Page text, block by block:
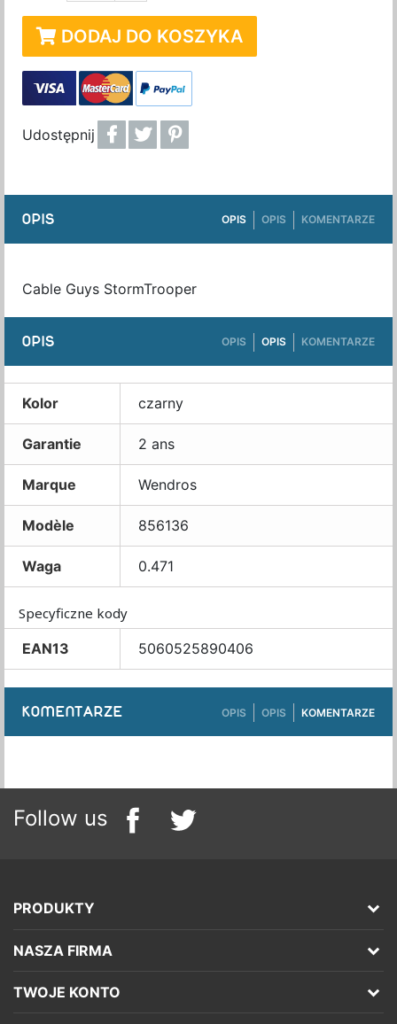
DODAJ DO KOSZYKA
Udostępnij
OPIS OPIS OPIS KOMENTARZE
Cable Guys StormTrooper
OPIS OPIS OPIS KOMENTARZE
Kolor czarny
Garantie 2 ans
Marque Wendros
Modèle 856136
Waga 0.471
Specyficzne kody
EAN13
5060525890406
KOMENTARZE OPIS OPIS KOMENTARZE
Follow us
PRODUKTY
NASZA FIRMA
TWOJE KONTO